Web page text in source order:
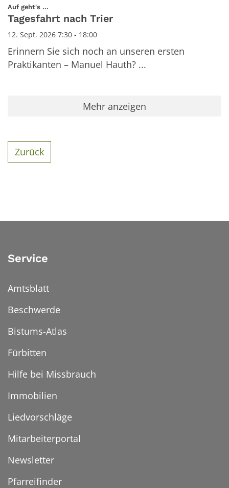
Datum: 12. September 2026
Auf geht's ...
Tagesfahrt nach Trier
12. Sept. 2026 7:30 - 18:00
Erinnern Sie sich noch an unseren ersten
Praktikanten – Manuel Hauth? ...
Mehr anzeigen
Zurück
Service
Amtsblatt
Beschwerde
Bistums-Atlas
Fürbitten
Hilfe bei Missbrauch
Immobilien
Liedvorschläge
Mitarbeiterportal
Newsletter
Pfarreifinder